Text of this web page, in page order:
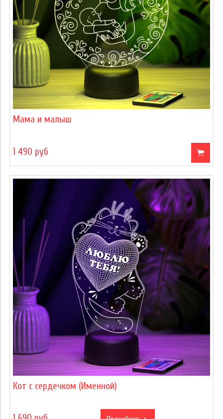
Мама и малыш
1 490 руб
Кот с сердечком (Именной)